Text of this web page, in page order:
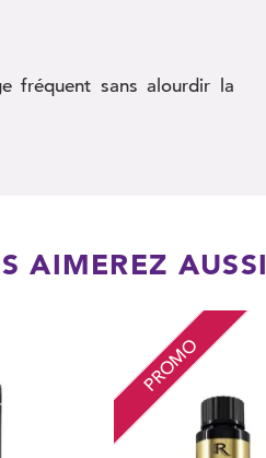
fréquent sans alourdir la
AIMEREZ AUSSI
PROMO